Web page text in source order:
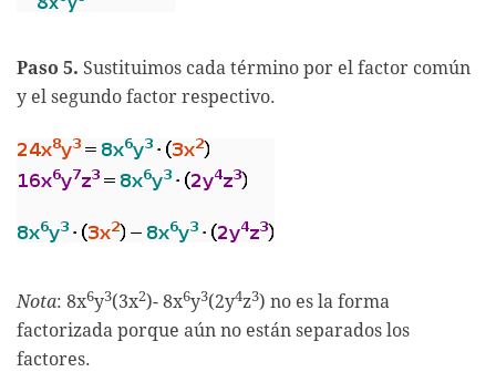
Paso 5. Sustituimos cada término por el factor común
y el segundo factor respectivo.
Nota: 8x6y3(3x2)- 8x6y3(2y4z3) no es la forma
factorizada porque aún no están separados los
factores.